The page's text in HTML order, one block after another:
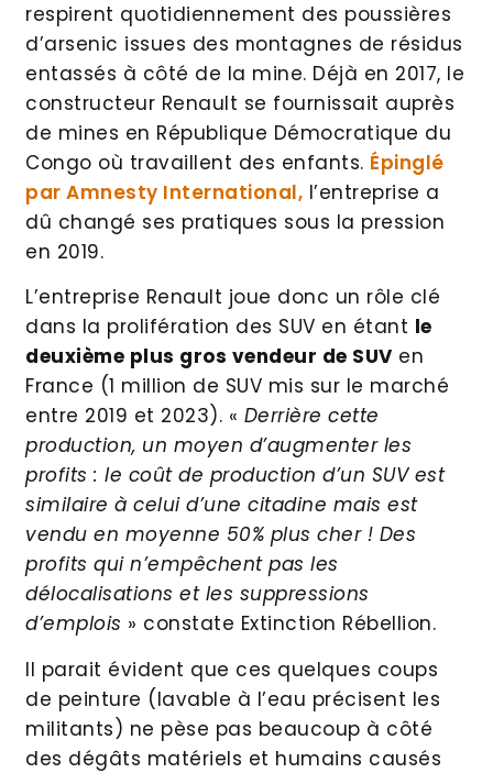
respirent quotidiennement des poussières
d’arsenic issues des montagnes de résidus
entassés à côté de la mine. Déjà en 2017, le
constructeur Renault se fournissait auprès
de mines en République Démocratique du
Congo où travaillent des enfants. Épinglé
par Amnesty International, l’entreprise a
dû changé ses pratiques sous la pression
en 2019.
L’entreprise Renault joue donc un rôle clé
dans la prolifération des SUV en étant le
deuxième plus gros vendeur de SUV en
France (1 million de SUV mis sur le marché
entre 2019 et 2023). « Derrière cette
production, un moyen d’augmenter les
profits : le coût de production d’un SUV est
similaire à celui d’une citadine mais est
vendu en moyenne 50% plus cher ! Des
profits qui n’empêchent pas les
délocalisations et les suppressions
d’emplois » constate Extinction Rébellion.
Il parait évident que ces quelques coups
de peinture (lavable à l’eau précisent les
militants) ne pèse pas beaucoup à côté
des dégâts matériels et humains causés